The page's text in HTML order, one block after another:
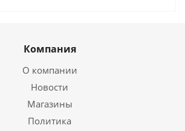
Компания
О компании
Новости
Магазины
Политика